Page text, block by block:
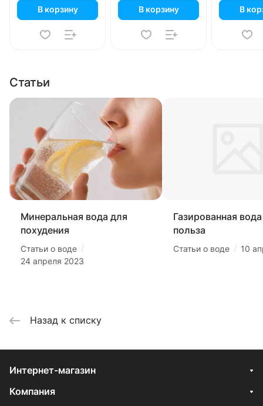
В корзину В корзину В
Статьи
Минеральная вода для
похудения
Статьи о воде /
24 апреля 2023
Газированная
польза
Статьи о воде / 10
Назад к списку
Интернет-магазин
Компания